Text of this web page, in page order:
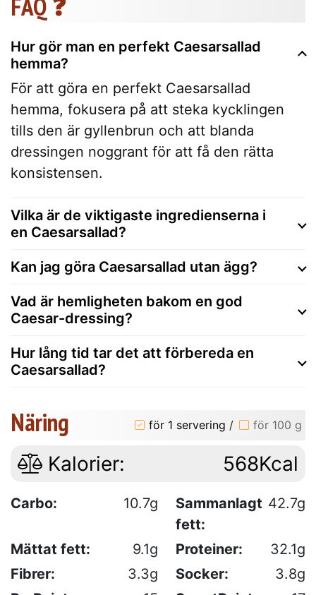
Hur gör man en perfekt Caesarsallad
hemma?
För att göra en perfekt Caesarsallad
hemma, fokusera på att steka kycklingen
tills den är gyllenbrun och att blanda
dressingen noggrant för att få den rätta
konsistensen.
Vilka är de viktigaste ingredienserna i
en Caesarsallad?
Kan jag göra Caesarsallad utan ägg?
Vad är hemligheten bakom en god
Caesar-dressing?
Hur lång tid tar det att förbereda en
Caesarsallad?
Näring för 1 servering / för 100 g
Kalorier: 568Kcal
Carbo: 10.7g
Sammanlagt
fett:
42.7g
Mättat fett: 9.1g Proteiner:
32.1g
Fibrer:
3.3g Socker:
3.8g